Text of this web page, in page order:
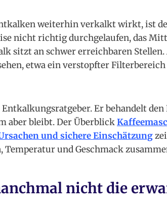
weiterhin verkalkt wirkt, ist
nicht richtig durchgelaufen, das
sitzt an schwer erreichbaren Stellen.
etwa ein verstopfter
Er behandelt den
aber bleibt. Der Überblick
und sichere Einschätzung
Temperatur und Geschmack
nicht die